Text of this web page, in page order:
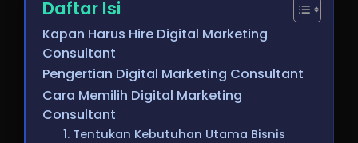
Daftar Isi
Kapan Harus Hire Digital Marketing
Consultant
Pengertian Digital Marketing Consultant
Cara Memilih Digital Marketing
Consultant
1. Tentukan Kebutuhan Utama Bisnis